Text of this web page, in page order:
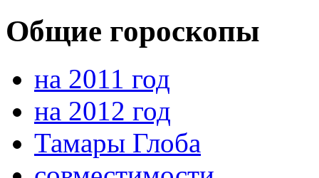
Общие гороскопы
на 2011 год
на 2012 год
Тамары Глоба